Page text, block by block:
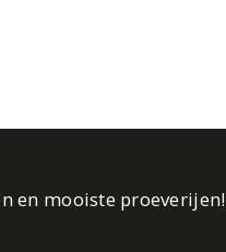
en mooiste proeverijen!